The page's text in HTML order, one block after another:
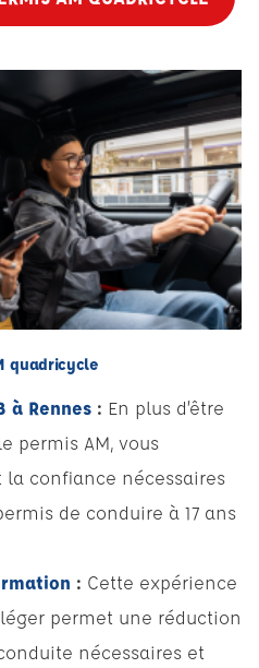
quadricycle
à Rennes : En plus d’être
permis AM, vous
la confiance nécessaires
de conduire à 17 ans
: Cette expérience
permet une réduction
nécessaires et